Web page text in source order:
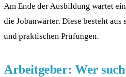
Am Ende der Ausbildung wartet
die Jobanwärter. Diese besteht
und praktischen Prüfungen.
Arbeitgeber: Wer